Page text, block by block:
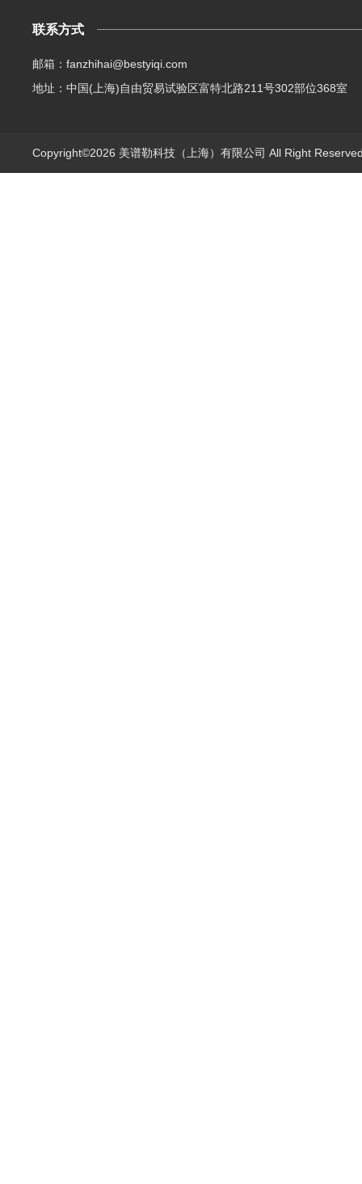
联系方式
邮箱：fanzhihai@bestyiqi.com
地址：中国(上海)自由贸易试验区富特北路211号302部位368室
Copyright©2026 美谱勒科技（上海）有限公司 All Right